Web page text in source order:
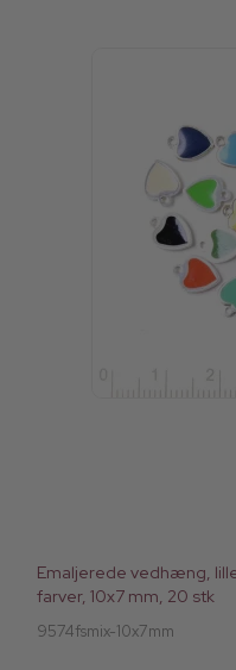
Emaljerede vedhæng,
farver, 10x7 mm, 20 stk
9574fsmix-10x7mm